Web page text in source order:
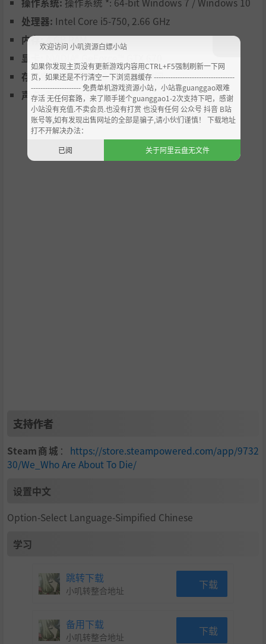
装备系统完全自由模组化！
升级、购买或是劫掠，都可获得武器盔甲。掌握八种武器，
玩法各不相同。投入费力赢来的金币与声望，将你的角色一
点一点地武装起来。
可通过重复施展特定动作养成角色技能
林林总总，不胜枚举！
奔赴竞技场，实现你的野心吧！
欢迎各位死士，我向你们致敬！
Jordy
处理器: Intel Core i5-750, 2.66 GHz
内存:4 GB RAM
显卡:
存储空间:需要 6000 MB 可用空间
声卡:基本音频设备
支持作者
Steam商城 ： https://store.steampowered.com/app/9732
30/We_Who Are About To Die/
设置中文
Option-Select Language-Simpified Chinese
学习
跳转下载
小叽转整合地址 下载
备用下载
小叽转整合地址 下载
欢迎访问 小叽资源白嫖小站
如果你发现主页没有更新游戏内容用CTRL+F5强制刷新一下网
页，如果还是不行清空一下浏览器缓存 ----------------------------------
--------------------- 免费单机游戏资源小站，小站靠guanggao艰难
存活 无任何套路，来了顺手搓个guanggao1-2次支持下吧，感谢
小站没有充值.不卖会员.也没有打赏 也没有任何 公众号 抖音 B站
账号等,如有发现出售网址的全部是骗子,请小伙们谨慎！ 下载地址
打不开解决办法：
已阅
关于阿里云盘无文件